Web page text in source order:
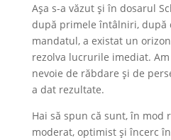
Așa s-a văzut și în dosarul
după primele întâlniri, după
mandatul, a existat un
rezolva lucrurile imediat.
nevoie de răbdare și de
a dat rezultate.
Hai să spun că sunt, în mod
moderat, optimist și încerc